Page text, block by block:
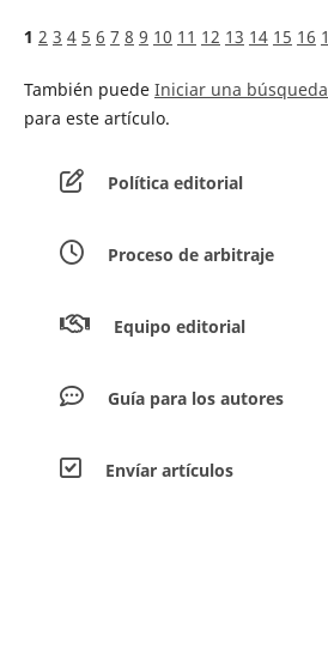
1 2 3 4 5 6 7 8 9 10 11 12 13 14 15 16
También puede Iniciar una
para este artículo.
Política editorial
Proceso de arbitraje
Equipo editorial
Guía para los autores
Envíar artículos